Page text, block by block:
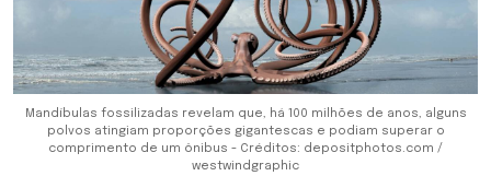
Mandíbulas fossilizadas revelam que, há 100 milhões de anos, alguns
polvos atingiam proporções gigantescas e podiam superar o
comprimento de um ônibus - Créditos: depositphotos.com /
westwindgraphic